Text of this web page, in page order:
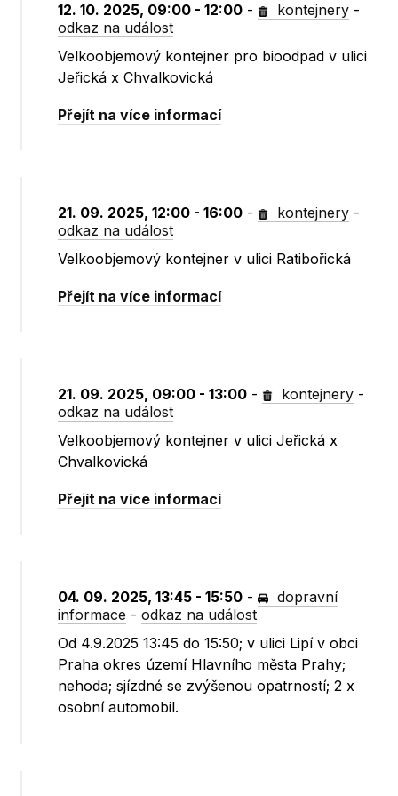
12. 10. 2025, 09:00 - 12:00 - kontejnery -
odkaz na událost
Velkoobjemový kontejner pro bioodpad v ulici
Jeřická x Chvalkovická
Přejít na více informací
21. 09. 2025, 12:00 - 16:00 - kontejnery -
odkaz na událost
Velkoobjemový kontejner v ulici Ratibořická
Přejít na více informací
21. 09. 2025, 09:00 - 13:00 - kontejnery -
odkaz na událost
Velkoobjemový kontejner v ulici Jeřická x
Chvalkovická
Přejít na více informací
04. 09. 2025, 13:45 - 15:50 -
dopravní
informace -odkaz na událost
Od 4.9.2025 13:45 do 15:50; v ulici Lipí v obci
Praha okres území Hlavního města Prahy;
nehoda; sjízdné se zvýšenou opatrností; 2 x
osobní automobil.